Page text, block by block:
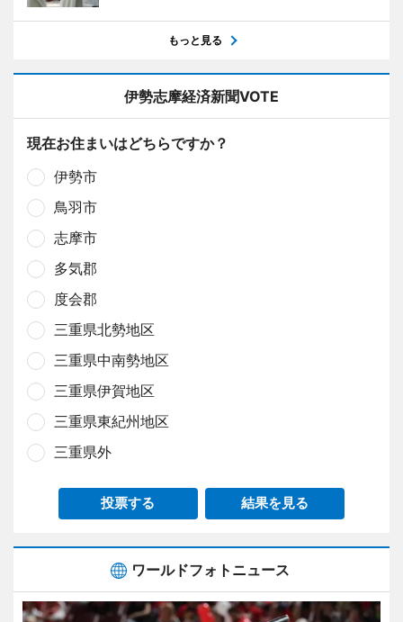
もっと見る
伊勢志摩経済新聞VOTE
現在お住まいはどちらですか？
伊勢市
鳥羽市
志摩市
多気郡
度会郡
三重県北勢地区
三重県中南勢地区
三重県伊賀地区
三重県東紀州地区
三重県外
投票する 結果を見る
ワールドフォトニュース